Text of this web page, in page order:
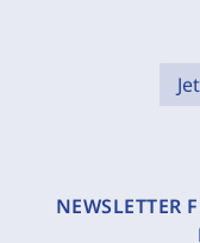
NEWSLETTER